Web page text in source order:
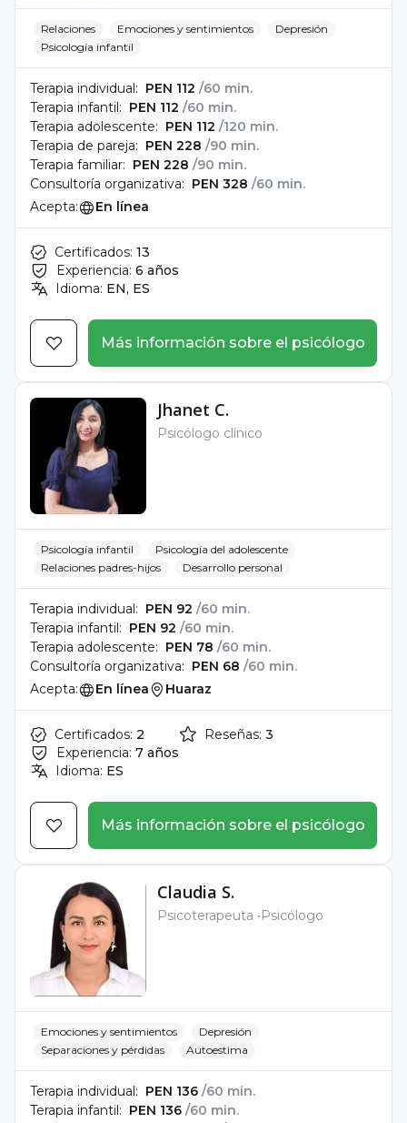
Relaciones Emociones y sentimientos
Depresión
Psicología infantil
Terapia individual: PEN 112 /60 min.
Terapia infantil: PEN 112 /60 min.
Terapia adolescente: PEN 112 /120 min.
Terapia de pareja: PEN 228 /90 min.
Terapia familiar: PEN 228 /90 min.
Consultoría organizativa: PEN 328 /60 min.
Acepta:
En línea
Certificados: 13
Experiencia: 6 años
Idioma: EN, ES
Más información sobre el psicólogo
Jhanet C.
Psicólogo clínico
Psicología infantil
Psicología del adolescente
Relaciones padres-hijos
Desarrollo personal
Terapia individual: PEN 92 /60 min.
Terapia infantil: PEN 92 /60 min.
Terapia adolescente: PEN 78 /60 min.
Consultoría organizativa: PEN 68 /60 min.
Acepta:
En línea Huaraz
Certificados: 2
Experiencia: 7 años
Idioma: ES
Reseñas: 3
Más información sobre el psicólogo
Claudia S.
Psicoterapeuta Psicólogo
Emociones y sentimientos
Depresión
Separaciones y pérdidas
Autoestima
Terapia individual: PEN 136 /60 min.
Terapia infantil: PEN 136 /60 min.